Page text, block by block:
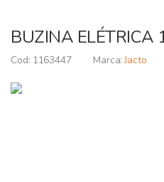
BUZINA
1163447 Jacto